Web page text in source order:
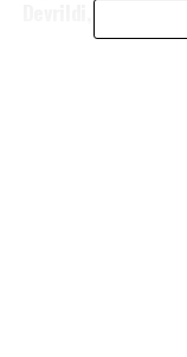
Devrildi, 46 Yaralı!